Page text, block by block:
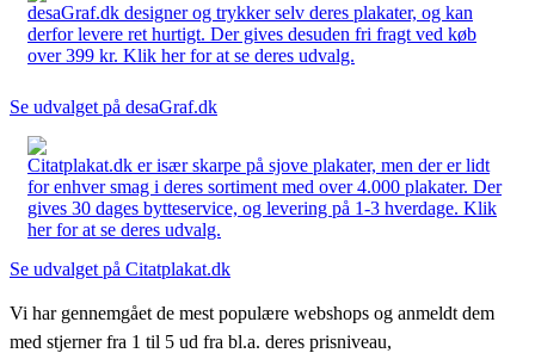
desaGraf.dk designer og trykker selv deres plakater, og kan
derfor levere ret hurtigt. Der gives desuden fri fragt ved køb
over 399 kr. Klik her for at se deres udvalg.
Se udvalget på desaGraf.dk
Citatplakat.dk er især skarpe på sjove plakater, men der er lidt
for enhver smag i deres sortiment med over 4.000 plakater. Der
gives 30 dages bytteservice, og levering på 1-3 hverdage. Klik
her for at se deres udvalg.
Se udvalget på Citatplakat.dk
Vi har gennemgået de mest populære webshops og anmeldt dem
med stjerner fra 1 til 5 ud fra bl.a. deres prisniveau,